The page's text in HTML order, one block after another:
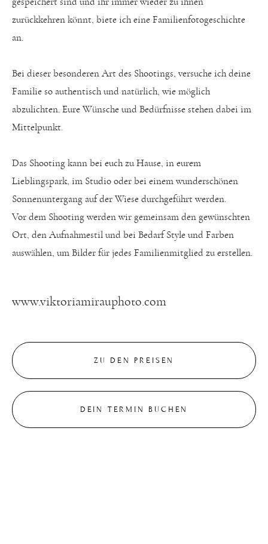
zurückkehren könnt, biete ich eine Familienfotogeschichte
an.
Bei dieser besonderen Art des Shootings, versuche ich deine
Familie so authentisch und natürlich, wie möglich
abzulichten. Eure Wünsche und Bedürfnisse stehen dabei im
Mittelpunkt.
Das Shooting kann bei euch zu Hause, in eurem
Lieblingspark, im Studio oder bei einem wunderschönen
Sonnenuntergang auf der Wiese durchgeführt werden.
Vor dem Shooting werden wir gemeinsam den gewünschten
Ort, den Aufnahmestil und bei Bedarf Style und Farben
auswählen, um Bilder für jedes Familienmitglied zu erstellen.
www.viktoriamirauphoto.com
ZU DEN PREISEN
DEIN TERMIN BUCHEN